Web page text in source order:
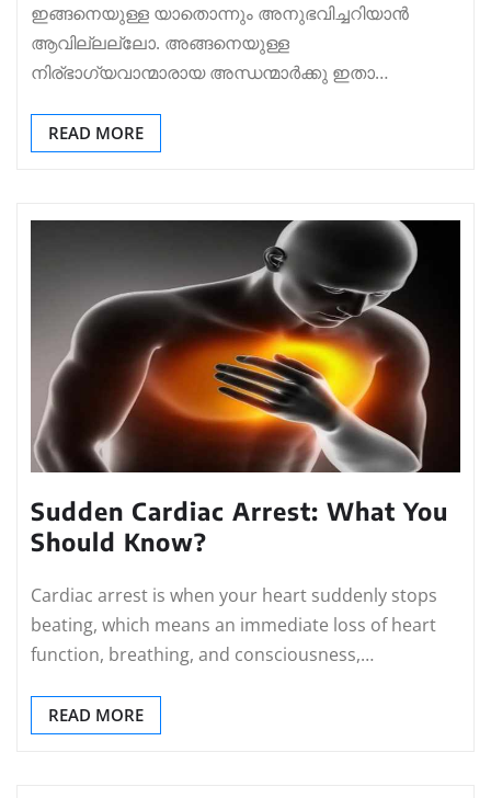
ഇങ്ങനെയുള്ള യാതൊന്നും അനുഭവിച്ചറിയാൻ
ആവില്ലല്ലോ. അങ്ങനെയുള്ള
നിര്ഭാഗ്യവാന്മാരായ അന്ധന്മാർക്കു ഇതാ…
READ MORE
Sudden Cardiac Arrest: What You
Should Know?
Cardiac arrest is when your heart suddenly stops
beating, which means an immediate loss of heart
function, breathing, and consciousness,…
READ MORE